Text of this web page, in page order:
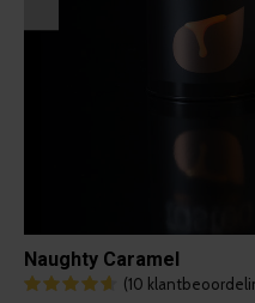
Naughty Caramel
(10